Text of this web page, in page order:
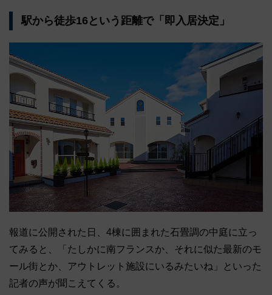
駅から徒歩16という距離で「即入居決定」
報道に公開された日、4棟に囲まれた石畳調の中庭に立っ
てみると、「たしかに南フランスか、それに似た最新のモ
ール街とか、アウトレット施設にいるみたいね」といった
記者の声が聞こえてくる。